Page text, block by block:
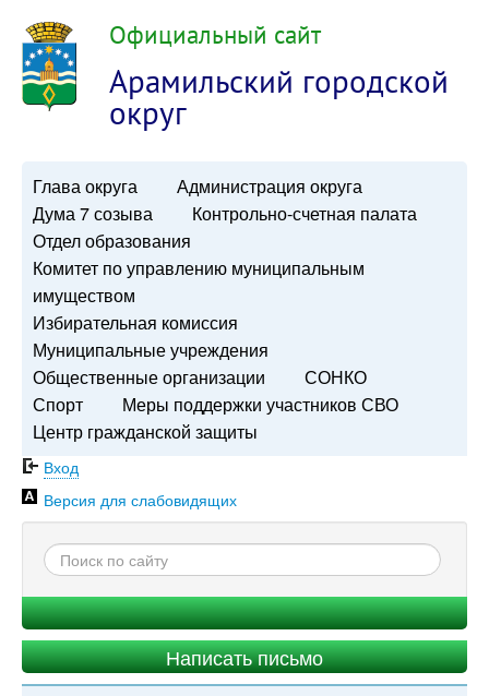
Официальный сайт
Арамильский городской
округ
Глава округа
Администрация округа
Дума 7 созыва
Контрольно-счетная палата
Отдел образования
Комитет по управлению муниципальным
имуществом
Избирательная комиссия
Муниципальные учреждения
Общественные организации
СОНКО
Спорт
Меры поддержки участников СВО
Центр гражданской защиты
Вход
Версия для слабовидящих
Написать письмо